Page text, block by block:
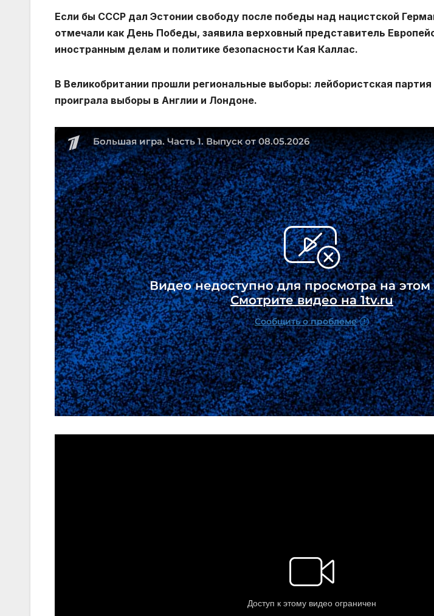
Если бы СССР дал Эстонии свободу после победы над нацистской
отмечали как День Победы, заявила верховный представитель
иностранным делам и политике безопасности Кая Каллас.
В Великобритании прошли региональные выборы: лейбористская
проиграла выборы в Англии и Лондоне.